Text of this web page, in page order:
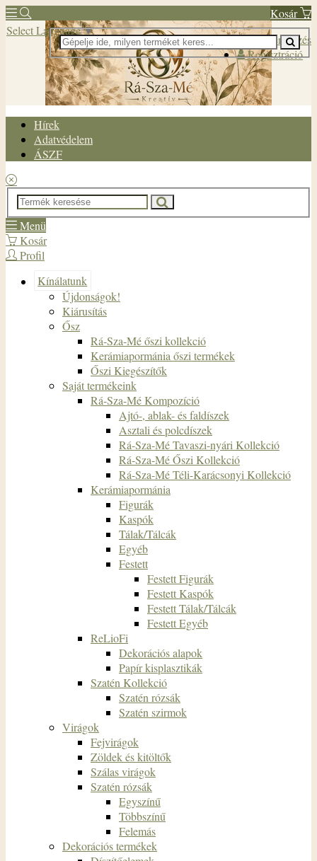
Kosár
Bejelentkezés
Regisztráció
Select Language▼
Hírek
Adatvédelem
ÁSZF
Menü
Kosár
Profil
Kínálatunk
Újdonságok!
Kiárusítás
Ősz
Rá-Sza-Mé őszi kollekció
Kerámiapormánia őszi termékek
Őszi Kiegészítők
Saját termékeink
Rá-Sza-Mé Kompozíció
Ajtó-, ablak- és faldíszek
Asztali és polcdíszek
Rá-Sza-Mé Tavaszi-nyári Kollekció
Rá-Sza-Mé Őszi Kollekció
Rá-Sza-Mé Téli-Karácsonyi Kollekció
Kerámiapormánia
Figurák
Kaspók
Tálak/Tálcák
Egyéb
Festett
Festett Figurák
Festett Kaspók
Festett Tálak/Tálcák
Festett Egyéb
ReLioFi
Dekorációs alapok
Papír kisplasztikák
Szatén Kollekció
Szatén rózsák
Szatén szirmok
Virágok
Fejvirágok
Zöldek és kitöltők
Szálas virágok
Szatén rózsák
Egyszínű
Többszínű
Felemás
Dekorációs termékek